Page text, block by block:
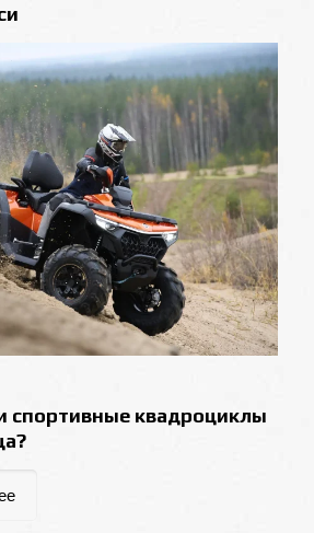
спортивные квадроциклы